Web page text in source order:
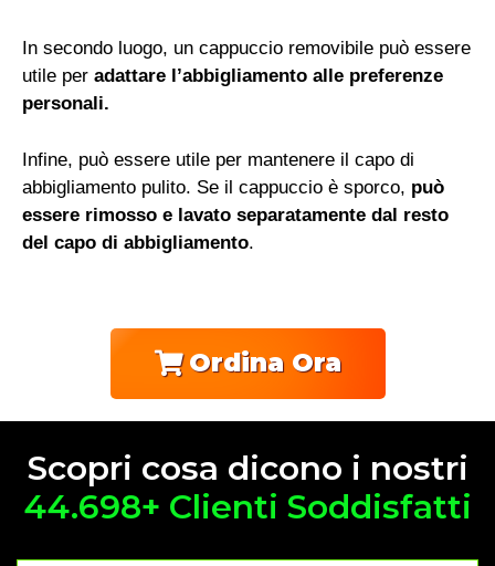
In secondo luogo, un cappuccio removibile può essere
utile per adattare l’abbigliamento alle preferenze
personali.
Infine, può essere utile per mantenere il capo di
abbigliamento pulito. Se il cappuccio è sporco, può
essere rimosso e lavato separatamente dal resto
del capo di abbigliamento.
Ordina Ora
Scopri cosa dicono i nostri
44.698+ Clienti Soddisfatti